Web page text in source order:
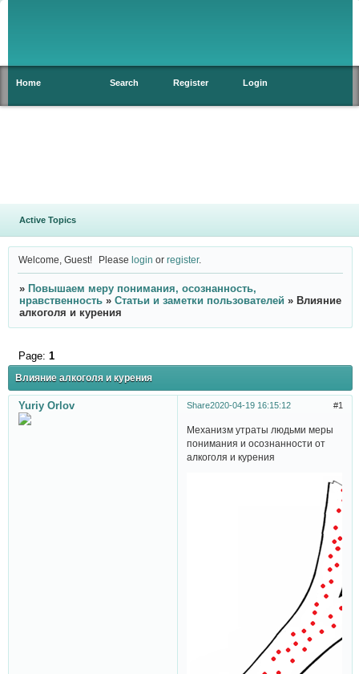
Home Search Register Login
Active Topics
Welcome, Guest! Pleaselogin orregister.
» Повышаем меру понимания, осознанность,
нравственность » Статьи и заметки пользователей » Влияние
алкоголя и курения
Влияние алкоголя и курения
Page: 1
Share 1
2020-04-19 16:15:12
Yuriy Orlov
Механизм утраты людьми меры
понимания и осознанности от
алкоголя и курения